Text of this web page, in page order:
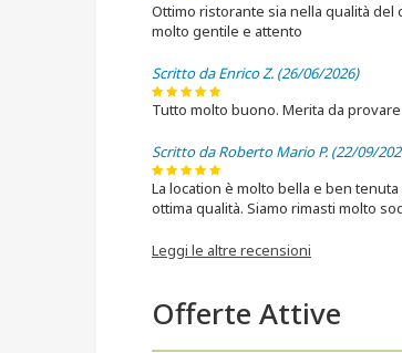
Ottimo ristorante sia nella qualità
molto gentile e attento
Scritto da Enrico Z. (26/06/2026)
Tutto molto buono. Merita da provare
Scritto da Roberto Mario P. (22/09/
La location è molto bella e ben
ottima qualità. Siamo rimasti molto
Leggi le altre recensioni
Offerte Attive